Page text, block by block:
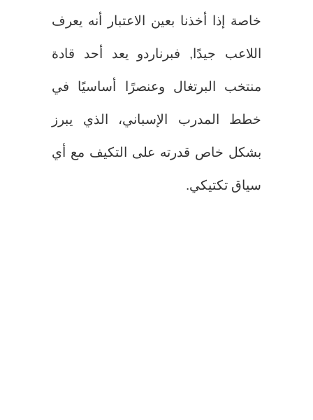
خاصة إذا أخذنا بعين الاعتبار أنه يعرف
اللاعب جيدًا, فبرناردو يعد أحد قادة
منتخب البرتغال وعنصرًا أساسيًا في
خطط المدرب الإسباني، الذي يبرز
بشكل خاص قدرته على التكيف مع أي
سياق تكتيكي.